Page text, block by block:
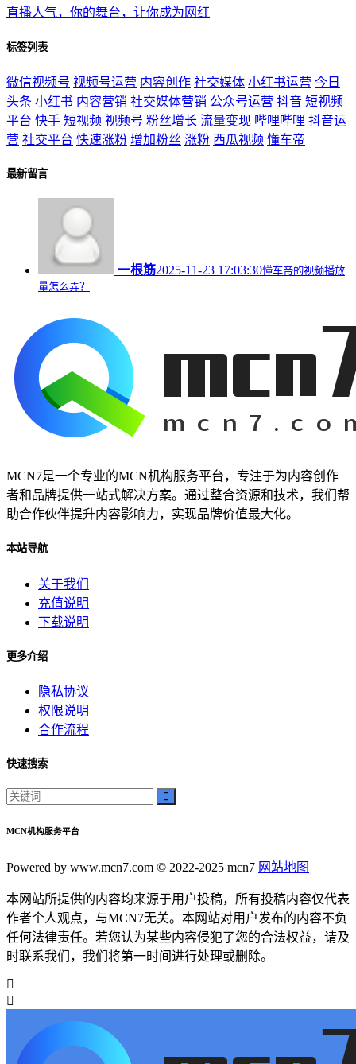
直播人气，你的舞台，让你成为网红
标签列表
微信视频号 视频号运营 内容创作 社交媒体 小红书运营 今日
头条 小红书 内容营销 社交媒体营销 公众号运营 抖音 短视频
平台 快手 短视频 视频号 粉丝增长 流量变现 哔哩哔哩 抖音运
营 社交平台 快速涨粉 增加粉丝 涨粉 西瓜视频 懂车帝
最新留言
一根筋2025-11-23 17:03:30懂车帝的视频播放
量怎么弄？
MCN7是一个专业的MCN机构服务平台，专注于为内容创作
者和品牌提供一站式解决方案。通过整合资源和技术，我们帮
助合作伙伴提升内容影响力，实现品牌价值最大化。
本站导航
关于我们
充值说明
下载说明
更多介绍
隐私协议
权限说明
合作流程
快速搜索
MCN机构服务平台
Powered by www.mcn7.com © 2022-2025 mcn7 网站地图
本网站所提供的内容均来源于用户投稿，所有投稿内容仅代表
作者个人观点，与MCN7无关。本网站对用户发布的内容不负
任何法律责任。若您认为某些内容侵犯了您的合法权益，请及
时联系我们，我们将第一时间进行处理或删除。